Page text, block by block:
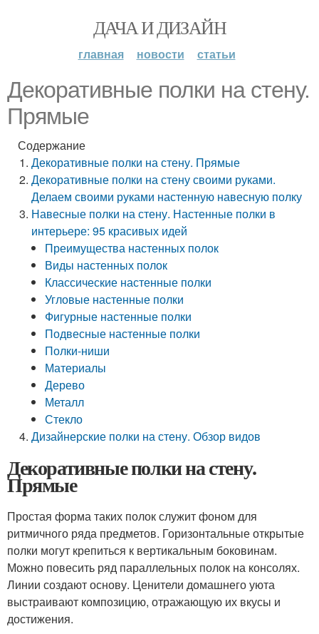
ДАЧА И ДИЗАЙН
главная новости статьи
Декоративные полки на стену.
Прямые
Содержание
Декоративные полки на стену. Прямые
Декоративные полки на стену своими руками.
Делаем своими руками настенную навесную полку
Навесные полки на стену. Настенные полки в
интерьере: 95 красивых идей
Преимущества настенных полок
Виды настенных полок
Классические настенные полки
Угловые настенные полки
Фигурные настенные полки
Подвесные настенные полки
Полки-ниши
Материалы
Дерево
Металл
Стекло
Дизайнерские полки на стену. Обзор видов
Декоративные полки на стену.
Прямые
Простая форма таких полок служит фоном для
ритмичного ряда предметов. Горизонтальные открытые
полки могут крепиться к вертикальным боковинам.
Можно повесить ряд параллельных полок на консолях.
Линии создают основу. Ценители домашнего уюта
выстраивают композицию, отражающую их вкусы и
достижения.